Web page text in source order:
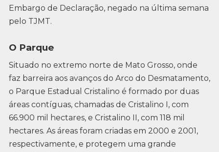
Embargo de Declaração, negado na última semana
pelo TJMT.
O Parque
Situado no extremo norte de Mato Grosso, onde
faz barreira aos avanços do Arco do Desmatamento,
o Parque Estadual Cristalino é formado por duas
áreas contíguas, chamadas de Cristalino I, com
66.900 mil hectares, e Cristalino II, com 118 mil
hectares. As áreas foram criadas em 2000 e 2001,
respectivamente, e protegem uma grande